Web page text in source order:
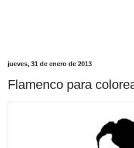
jueves, 31 de enero de 2013
Flamenco para